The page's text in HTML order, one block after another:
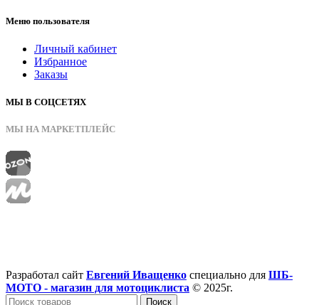
Меню пользователя
Личный кабинет
Избранное
Заказы
МЫ В СОЦСЕТЯХ
МЫ НА МАРКЕТПЛЕЙС
Разработал сайт Евгений Иващенко специально для ШБ-
МОТО - магазин для мотоциклиста © 2025г.
Поиск